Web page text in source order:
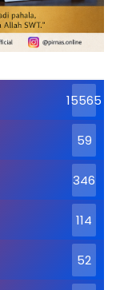
15565
59
346
114
52